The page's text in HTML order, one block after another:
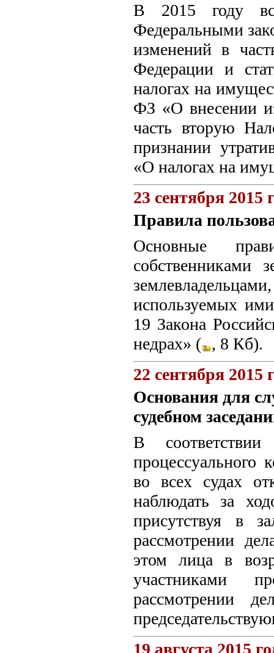
В 2015 году
Федеральными
изменений в
Федерации и
налогах на
ФЗ «О внесении
часть вторую
признании
«О налогах на
23 сентября 2015
Правила
Основные
собственниками
используемых
19 Закона
недрах» ( , 8 Кб).
22 сентября 2015
Основания для
судебном
В
процессуального
во всех судах
наблюдать за
присутствуя в
рассмотрении
этом лица в
участниками
рассмотрении
19 августа 2015